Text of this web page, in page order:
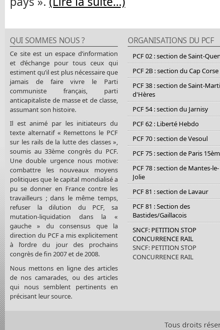
QUI SOMMES NOUS ?
Ce site est un espace d’information
et d’échange pour tous ceux qui
estiment qu’il est plus nécessaire que
jamais de faire vivre le Parti
communiste français, parti
anticapitaliste de masse et de classe,
assumant son histoire.
Il est animé par les initiateurs du
texte alternatif « Remettons le PCF
sur les rails de la lutte des classes »,
soumis au 33ème congrès du PCF.
Une double urgence nous motive:
combattre les nouveaux moyens
politiques que le capital mondialisé a
pu se donner en France contre les
travailleurs ; dans le même temps,
refuser la dilution du PCF, sa
mutation-liquidation dans la «
gauche » du consensus que la
direction du PCF a mis explicitement
à l’ordre du jour des prochains
congrès de fin 2007 et de 2008.
Nous mettons en ligne des articles
de nos camarades, ou des articles
qui nous semblent pertinents en
précisant leur source.
ORGANISATIONS DU PCF
PCF 02 : section de Saint-
PCF 2B : section du Cap Corse
PCF 38 : section de Saint-
d'Hères
PCF 54 : section du Jarnisy
PCF 62 : Liberté Hebdo
PCF 70 : section de Vesoul
PCF 75 : section de Paris
PCF 78 : section de Mantes-le-
Jolie
PCF 81 : section de Lavaur
PCF 81 : Section des
Bastides/Gaillacois
SNCF: PETITION STOP
CONCURRENCE RAIL
SNCF: PETITION STOP
CONCURRENCE RAIL
Tous droits